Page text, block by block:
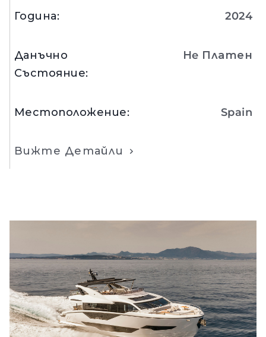
Година: 2024
Данъчно
Състояние:
Нe Платен
Местоположение: Spain
Вижте Детайли